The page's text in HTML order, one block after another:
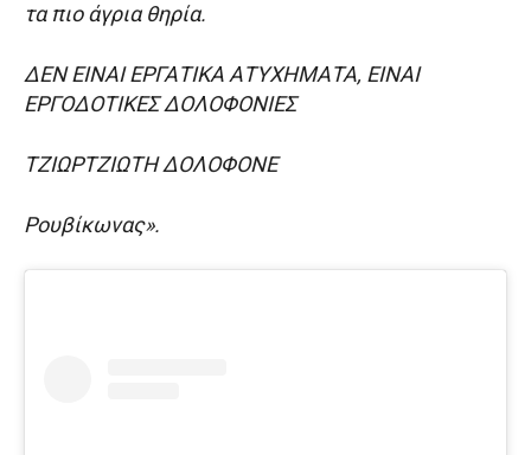
τα πιο άγρια θηρία.
ΔΕΝ ΕΙΝΑΙ ΕΡΓΑΤΙΚΑ ΑΤΥΧΗΜΑΤΑ, ΕΙΝΑΙ
ΕΡΓΟΔΟΤΙΚΕΣ ΔΟΛΟΦΟΝΙΕΣ
ΤΖΙΩΡΤΖΙΩΤΗ ΔΟΛΟΦΟΝΕ
Ρουβίκωνας».